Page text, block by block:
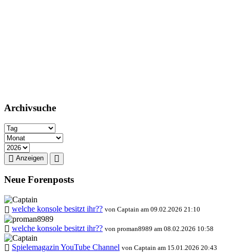
Archivsuche
Anzeigen
Neue Forenposts
welche konsole besitzt ihr?? von Captain am 09.02.2026 21:10
welche konsole besitzt ihr?? von proman8989 am 08.02.2026 10:58
Spielemagazin YouTube Channel von Captain am 15.01.2026 20:43